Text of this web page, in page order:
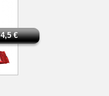
4,5€